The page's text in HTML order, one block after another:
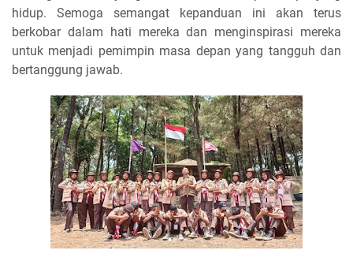
hidup. Semoga semangat kepanduan ini akan terus
berkobar dalam hati mereka dan menginspirasi mereka
untuk menjadi pemimpin masa depan yang tangguh dan
bertanggung jawab.